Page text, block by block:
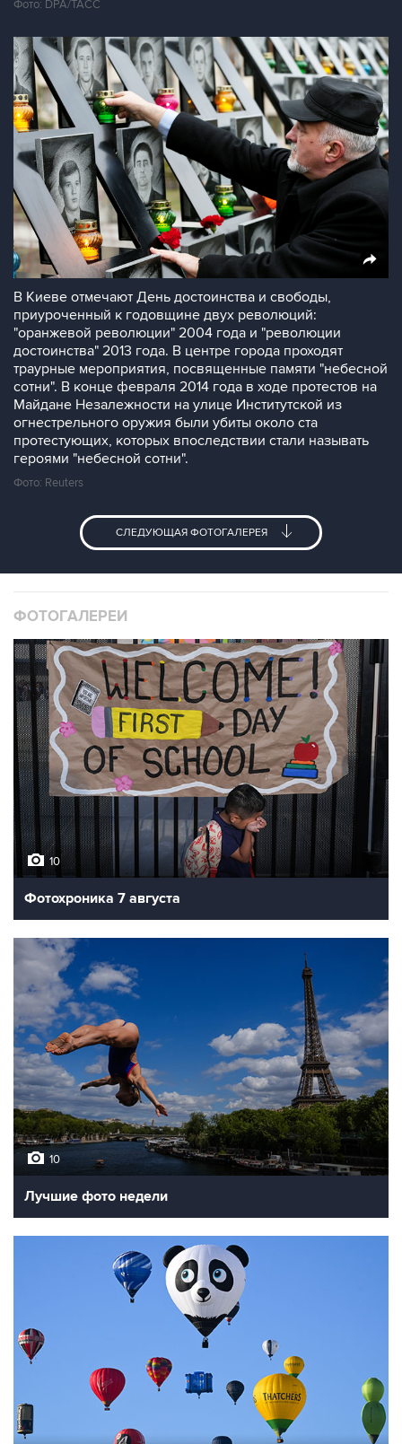
Фото: DPA/ТАСС
В Киеве отмечают День достоинства и свободы,
приуроченный к годовщине двух революций:
"оранжевой революции" 2004 года и "революции
достоинства" 2013 года. В центре города проходят
траурные мероприятия, посвященные памяти "небесной
сотни". В конце февраля 2014 года в ходе протестов на
Майдане Незалежности на улице Институтской из
огнестрельного оружия были убиты около ста
протестующих, которых впоследствии стали называть
героями "небесной сотни".
Фото: Reuters
СЛЕДУЮЩАЯ ФОТОГАЛЕРЕЯ
ФОТОГАЛЕРЕИ
10
Фотохроника 7 августа
10
Лучшие фото недели